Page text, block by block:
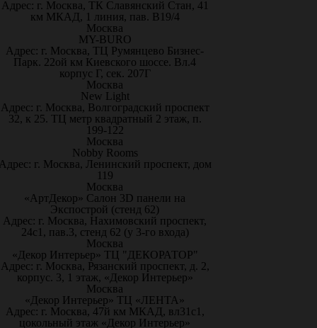
Адрес: г. Москва, ТК Славянский Стан, 41
км МКАД, 1 линия, пав. В19/4
Москва
MY-BURO
Адрес: г. Москва, ТЦ Румянцево Бизнес-
Парк. 22ой км Киевского шоссе. Вл.4
корпус Г, сек. 207Г
Москва
New Light
Адрес: г. Москва, Волгоградский проспект
32, к 25. ТЦ метр квадратный 2 этаж, п.
199-122
Москва
Nobby Rooms
г. Москва, Ленинский проспект, дом
119
Москва
«АртДекор» Салон 3D панели на
Экспострой (стенд 62)
Адрес: г. Москва, Нахимовский проспект,
24с1, пав.3, стенд 62 (у 3-го входа)
Москва
«Декор Интерьер» ТЦ "ДЕКОРАТОР"
Адрес: г. Москва, Рязанский проспект, д. 2,
корпус. 3, 1 этаж, «Декор Интерьер»
Москва
«Декор Интерьер» ТЦ «ЛЕНТА»
Адрес: г. Москва, 47й км МКАД, вл31с1,
цокольный этаж «Декор Интерьер»